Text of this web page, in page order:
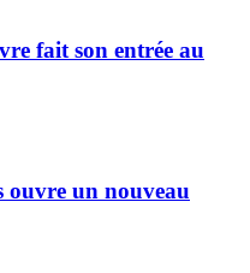
fait son entrée au
ouvre un nouveau